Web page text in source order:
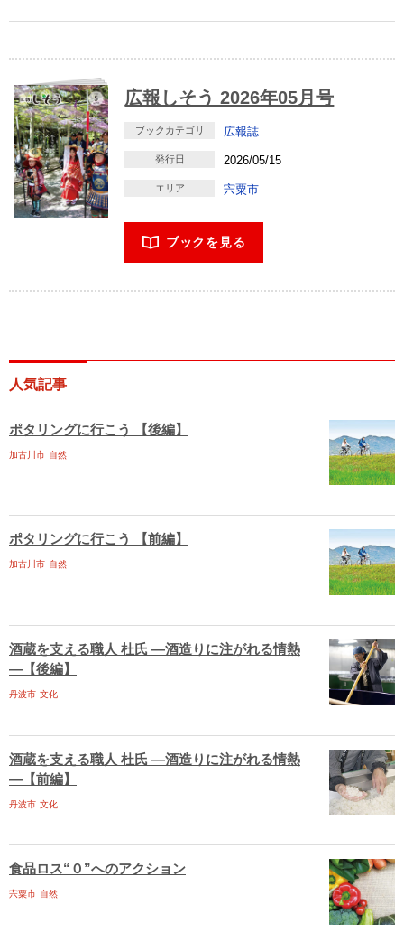
広報しそう 2026年05月号
ブックカテゴリ 広報誌
発行日 2026/05/15
エリア 宍粟市
ブックを見る
人気記事
ポタリングに行こう 【後編】
加古川市 自然
ポタリングに行こう 【前編】
加古川市 自然
酒蔵を支える職人 杜氏 ―酒造りに注がれる情熱
―【後編】
丹波市 文化
酒蔵を支える職人 杜氏 ―酒造りに注がれる情熱
―【前編】
丹波市 文化
食品ロス“０”へのアクション
宍粟市 自然